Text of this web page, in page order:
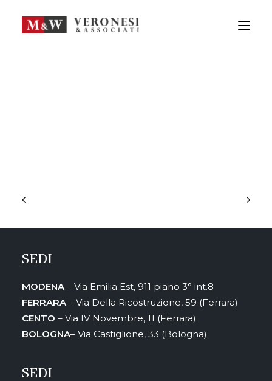
M&W STUDIO
FRA
RICERCA
SEDI
MODENA – Via Emilia Est, 911 piano 3° int.8
FERRARA – Via Della Ricostruzione, 59 (Ferrara)
CENTO – Via IV Novembre, 11 (Ferrara)
BOLOGNA– Via Castiglione, 33 (Bologna)
SEDI